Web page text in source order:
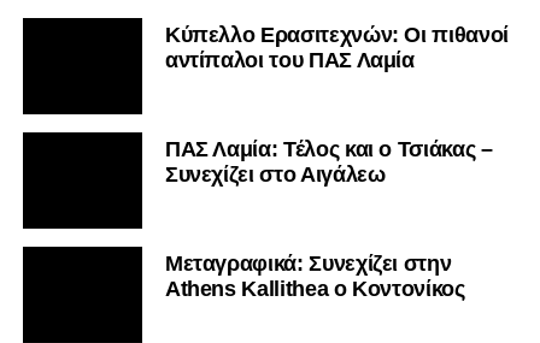
Κύπελλο Ερασιτεχνών: Οι πιθανοί
αντίπαλοι του ΠΑΣ Λαμία
ΠΑΣ Λαμία: Τέλος και ο Τσιάκας –
Συνεχίζει στο Αιγάλεω
Mεταγραφικά: Συνεχίζει στην
Athens Kallithea ο Κοντονίκος